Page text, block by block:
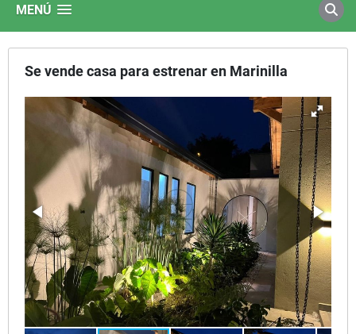
MENÚ
Se vende casa para estrenar en Marinilla